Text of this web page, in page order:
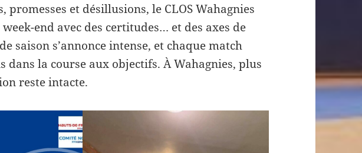
et désillusions, le CLOS Wahagnies
end avec des certitudes… et des axes de
saison s’annonce intense, et chaque match
dans la course aux objectifs. À Wahagnies, plus
reste intacte.